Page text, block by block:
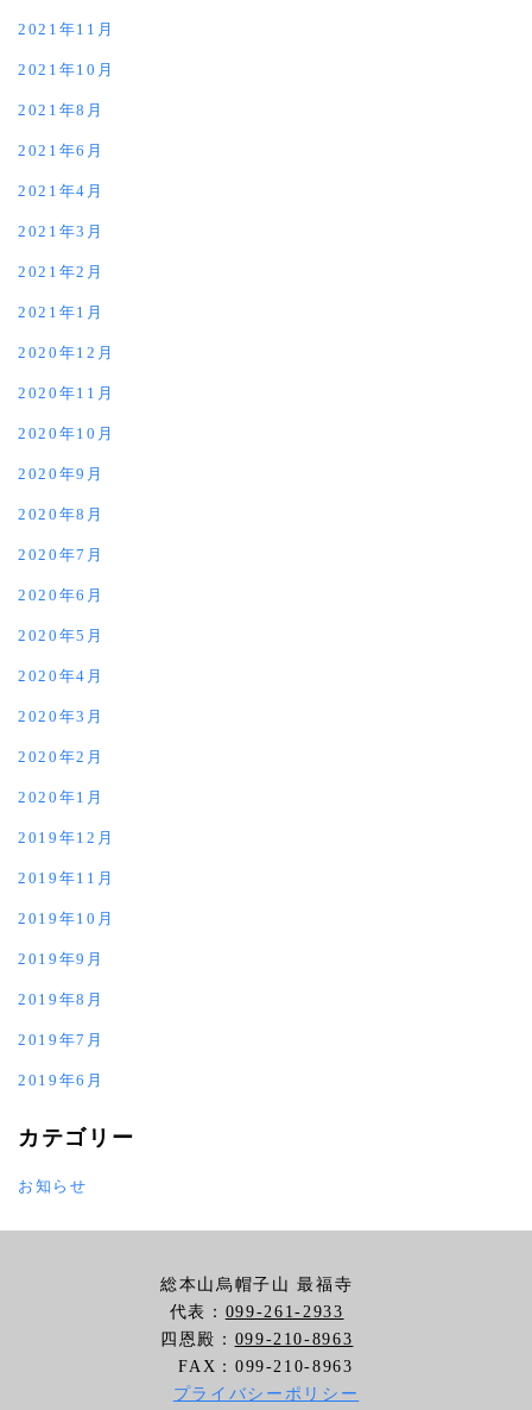
2021年11月
2021年10月
2021年8月
2021年6月
2021年4月
2021年3月
2021年2月
2021年1月
2020年12月
2020年11月
2020年10月
2020年9月
2020年8月
2020年7月
2020年6月
2020年5月
2020年4月
2020年3月
2020年2月
2020年1月
2019年12月
2019年11月
2019年10月
2019年9月
2019年8月
2019年7月
2019年6月
カテゴリー
お知らせ
総本山烏帽子山 最福寺
代表： 099-261-2933
四恩殿： 099-210-8963
FAX：099-210-8963
プライバシーポリシー